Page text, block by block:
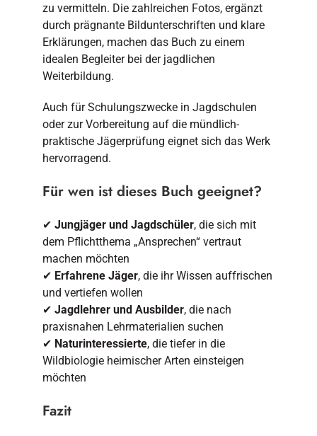
zu vermitteln. Die zahlreichen Fotos, ergänzt
durch prägnante Bildunterschriften und klare
Erklärungen, machen das Buch zu einem
idealen Begleiter bei der jagdlichen
Weiterbildung.
Auch für Schulungszwecke in Jagdschulen
oder zur Vorbereitung auf die mündlich-
praktische Jägerprüfung eignet sich das Werk
hervorragend.
Für wen ist dieses Buch geeignet?
✔ Jungjäger und Jagdschüler, die sich mit
dem Pflichtthema „Ansprechen“ vertraut
machen möchten
✔ Erfahrene Jäger, die ihr Wissen auffrischen
und vertiefen wollen
✔ Jagdlehrer und Ausbilder, die nach
praxisnahen Lehrmaterialien suchen
✔ Naturinteressierte, die tiefer in die
Wildbiologie heimischer Arten einsteigen
möchten
Fazit